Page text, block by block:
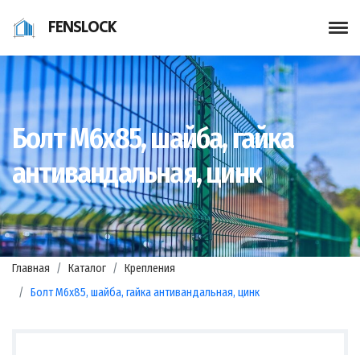
FENSLOCK
Болт М6х85, шайба, гайка
антивандальная, цинк
Главная Каталог
Крепления
Болт М6х85, шайба, гайка антивандальная, цинк